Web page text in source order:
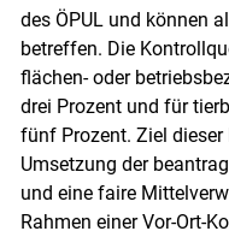
des ÖPUL und können
betreffen. Die
flächen- oder
drei Prozent und für
fünf Prozent. Ziel dieser
Umsetzung der
und eine faire
Rahmen einer Vor-Ort-